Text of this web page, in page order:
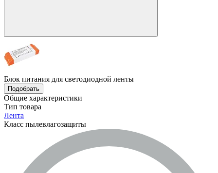
Блок питания для светодиодной ленты
Подобрать
Общие характеристики
Тип товара
Лента
Класс пылевлагозащиты